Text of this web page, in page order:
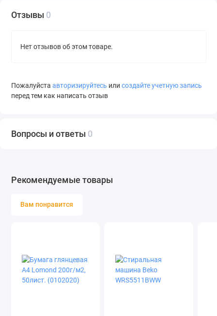
Отзывы 0
Нет отзывов об этом товаре.
Пожалуйста авторизируйтесь или создайте учетную запись
перед тем как написать отзыв
Вопросы и ответы 0
Рекомендуемые товары
Вам понравится